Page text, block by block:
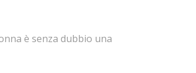
è senza dubbio una